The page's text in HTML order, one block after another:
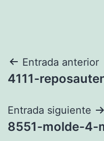
Navegación
de
entradas
Entrada anterior
4111-
Entrada siguiente
8551-molde-4-